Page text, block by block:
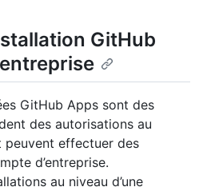
GitHub
GitHub Apps sont des
des autorisations au
peuvent effectuer des
d’entreprise.
au niveau d’une